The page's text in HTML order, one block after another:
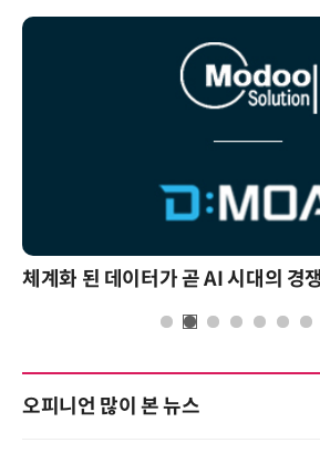
체계화 된 데이터가 곧 AI 시대의 경
오피니언 많이 본 뉴스